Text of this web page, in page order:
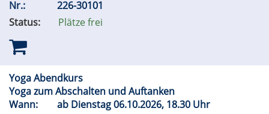
Nr.:
226-30101
Status:
Plätze frei
Yoga Abendkurs
Yoga zum Abschalten und Auftanken
Wann:
ab Dienstag 06.10.2026, 18.30 Uhr